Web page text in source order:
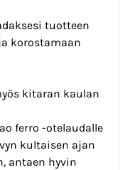
tuotteen
korostamaan
kitaran kaulan
ferro -otelaudalle
kultaisen ajan
antaen hyvin